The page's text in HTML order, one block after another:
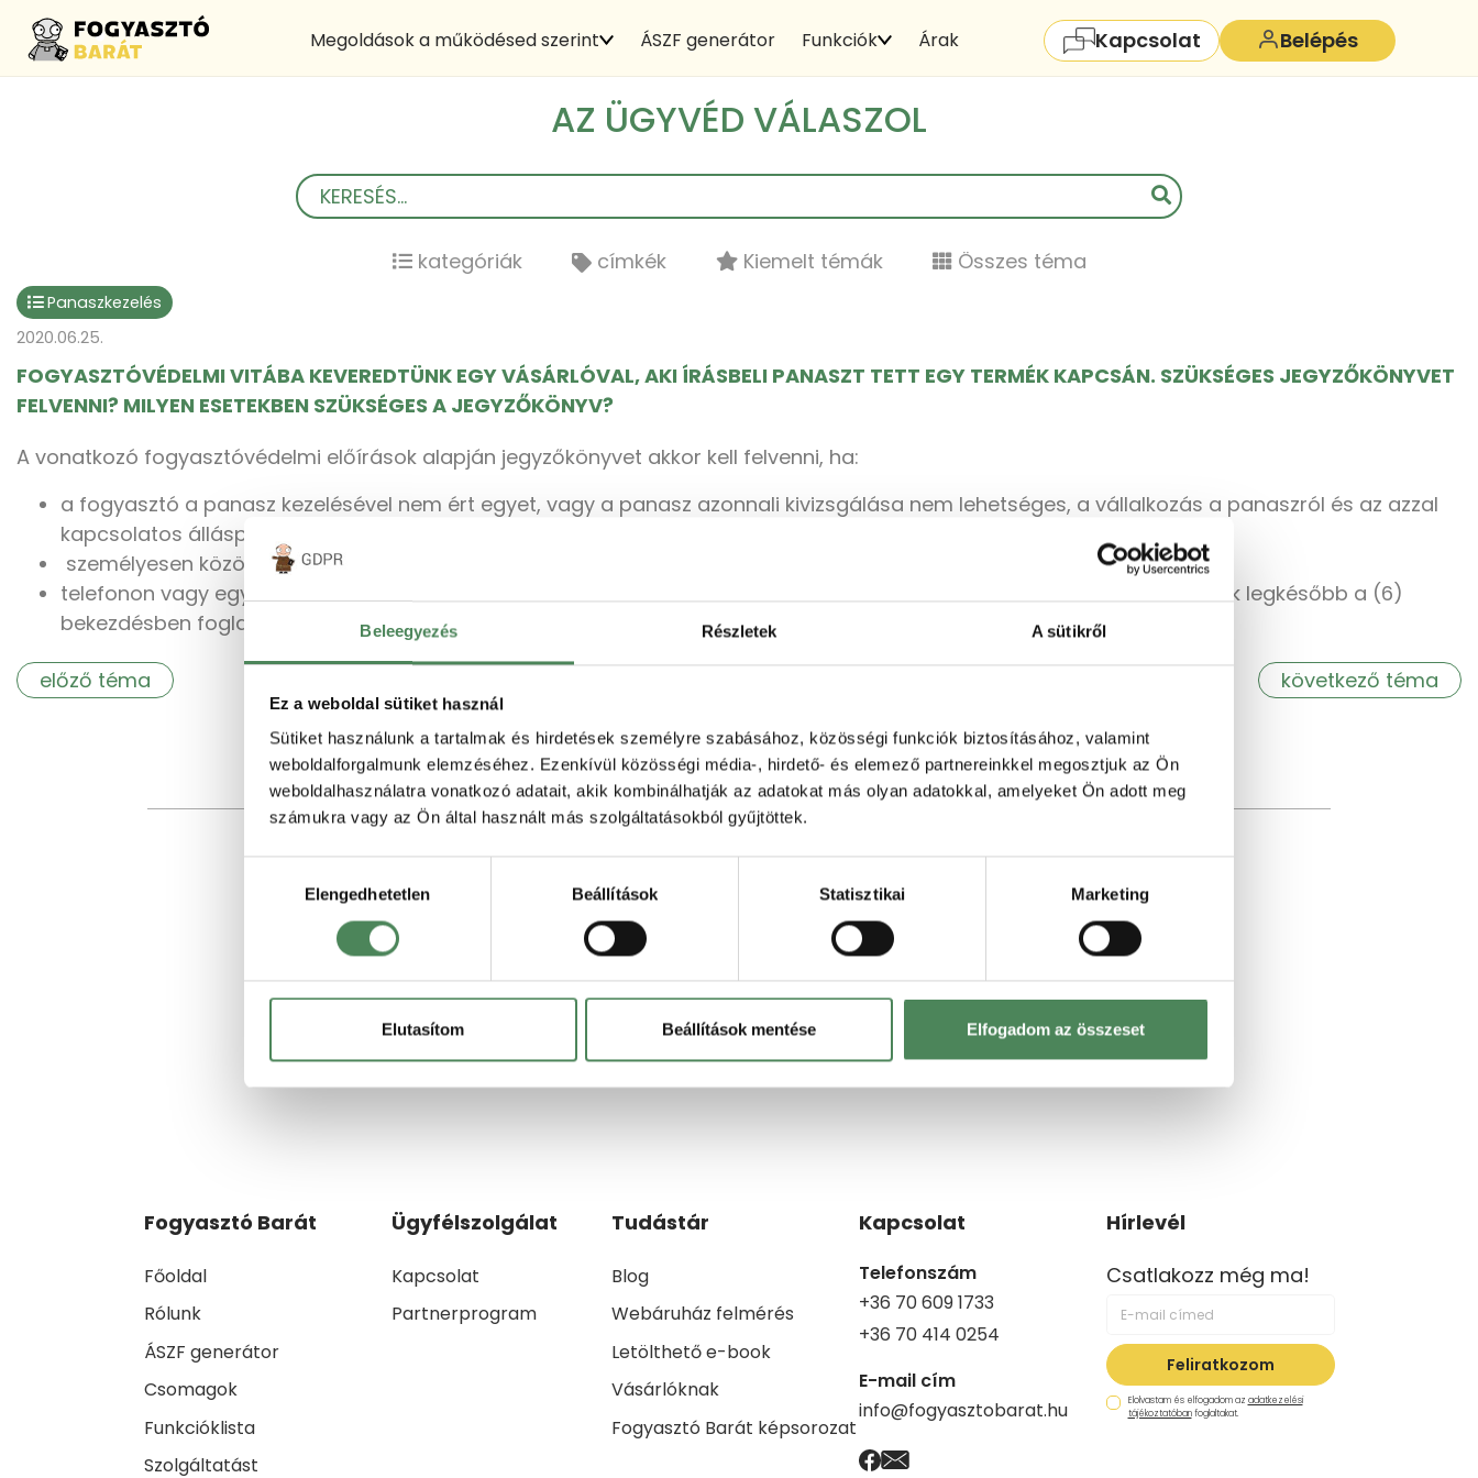
Beleegyezés Részletek A sütikről
Ez a weboldal sütiket használ
Sütiket használunk a tartalmak és hirdetések személyre szabásához, közösségi funkciók biztosításához, valamint
weboldalforgalmunk elemzéséhez. Ezenkívül közösségi média-, hirdető- és elemező partnereinkkel megosztjuk az Ön
weboldalhasználatra vonatkozó adatait, akik kombinálhatják az adatokat más olyan adatokkal, amelyeket Ön adott meg
számukra vagy az Ön által használt más szolgáltatásokból gyűjtöttek.
kiválasztásaElengedhetetlen Beállítások Statisztikai Marketing
Elutasítom Beállítások mentése Elfogadom az összeset
Megoldások a működésed szerint ÁSZF generátor Funkciók Árak Kapcsolat Belépés
AZ ÜGYVÉD VÁLASZOL
kategóriák címkék Kiemelt témák Összes téma
Panaszkezelés
2020.06.25.
FOGYASZTÓVÉDELMI VITÁBA KEVEREDTÜNK EGY VÁSÁRLÓVAL, AKI ÍRÁSBELI PANASZT TETT EGY TERMÉK KAPCSÁN. SZÜKSÉGES JEGYZŐKÖNYVET
FELVENNI? MILYEN ESETEKBEN SZÜKSÉGES A JEGYZŐKÖNYV?
A vonatkozó fogyasztóvédelmi előírások alapján jegyzőkönyvet akkor kell felvenni, ha:
a fogyasztó a panasz kezelésével nem ért egyet, vagy a panasz azonnali kivizsgálása nem lehetséges, a vállalkozás a panaszról és az azzal
kapcsolatos álláspontjáról haladéktalanul köteles jegyzőkönyvet felvenni, és annak egy másolati példányát
személyesen közölt szóbeli panasz esetén helyben a fogyasztónak átadni,
telefonon vagy egyéb elektronikus hírközlési szolgáltatás felhasználásával közölt szóbeli panasz esetén a fogyasztónak legkésőbb a (6)
bekezdésben foglalt érdemi válasszal egyidejűleg megküldeni.
előző téma következő téma
DR. NÉMETH ÁDÁM
Hosszú évek óta a projekt jogi szakmai felelőse. Az
irodavezető dr. Németh Ádám infokommunikációs
szakjogász, ők tartják karban a sablonokat, javasolják a
szükséges módosításokat.
Fogyasztó Barát
Főoldal
Rólunk
ÁSZF generátor
Csomagok
Funkcióklista
Szolgáltatást
Ügyfélszolgálat
Kapcsolat
Partnerprogram
Tudástár
Blog
Webáruház felmérés
Letölthető e-book
Vásárlóknak
Fogyasztó Barát képsorozat
Kapcsolat
Telefonszám
+36 70 609 1733
+36 70 414 0254
E-mail cím
info@fogyasztobarat.hu
Hírlevél
Csatlakozz még ma!
Feliratkozom
Elolvastam és elfogadom az adatkezelési
tájékoztatóbanfoglaltakat.